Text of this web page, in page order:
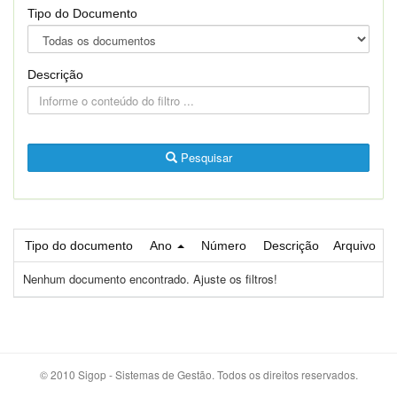
Tipo do Documento
Descrição
Pesquisar
Tipo do documento Ano Número Descrição Arquivo
Nenhum documento encontrado. Ajuste os filtros!
© 2010 Sigop - Sistemas de Gestão. Todos os direitos reservados.